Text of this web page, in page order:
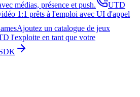
médias, présence et push.
UTD
1:1 prêts à l'emploi avec UI d'appel
Ajoutez un catalogue de jeux
l'exploite en tant que votre